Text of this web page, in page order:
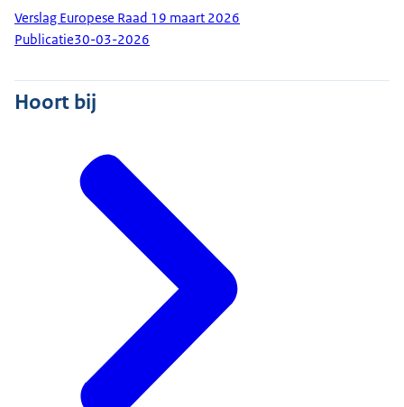
Verslag Europese Raad 19 maart 2026
Publicatie30-03-2026
Hoort bij